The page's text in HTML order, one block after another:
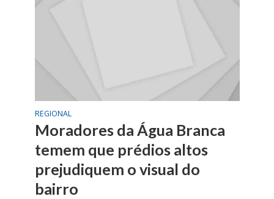
REGIONAL
Moradores da Água Branca
temem que prédios altos
prejudiquem o visual do
bairro